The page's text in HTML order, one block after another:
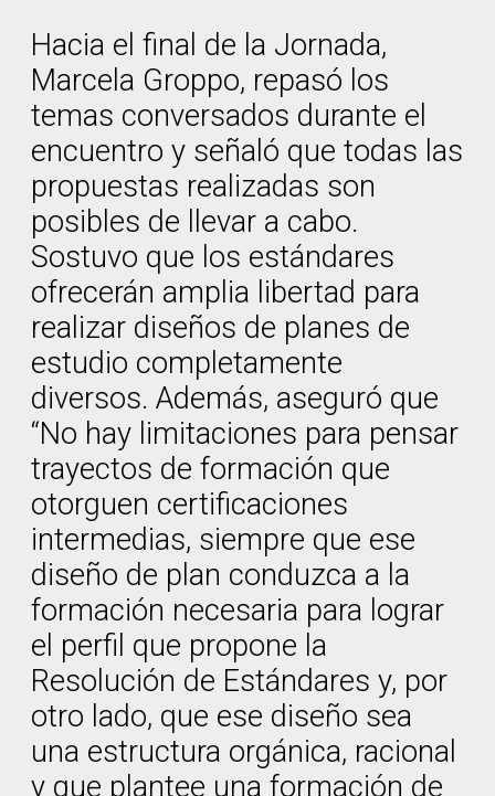
Hacia el final de la Jornada,
Marcela Groppo, repasó los
temas conversados durante el
encuentro y señaló que todas las
propuestas realizadas son
posibles de llevar a cabo.
Sostuvo que los estándares
ofrecerán amplia libertad para
realizar diseños de planes de
estudio completamente
diversos. Además, aseguró que
“No hay limitaciones para pensar
trayectos de formación que
otorguen certificaciones
intermedias, siempre que ese
diseño de plan conduzca a la
formación necesaria para lograr
el perfil que propone la
Resolución de Estándares y, por
otro lado, que ese diseño sea
una estructura orgánica, racional
y que plantee una formación de